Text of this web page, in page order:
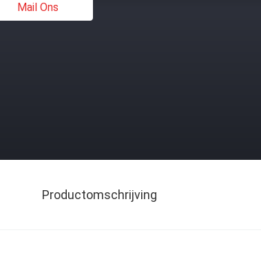
Mail Ons
Productomschrijving